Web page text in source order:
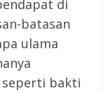
di
batasan
seperti bakti